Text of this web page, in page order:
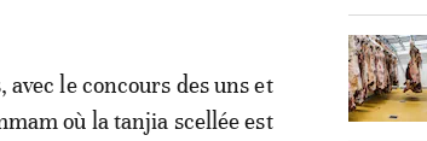
le concours des uns et
où la tanjia scellée est